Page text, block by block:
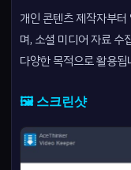
개인 콘텐츠 제작자부
며, 소셜 미디어 자료 수
다양한 목적으로 활용됩
🖼️ 스크린샷